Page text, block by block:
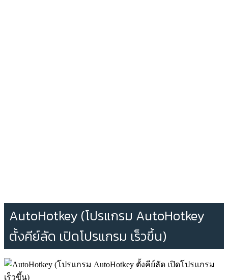
AutoHotkey (โปรแกรม AutoHotkey
ตั้งคีย์ลัด เปิดโปรแกรม เร็วขึ้น)